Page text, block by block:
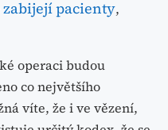
zabijejí pacienty,
operaci budou
co největšího
víte, že i ve vězení,